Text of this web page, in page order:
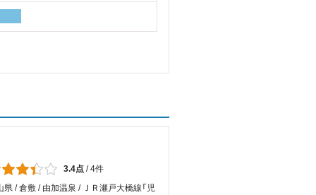
3.4点 /4件
県 / 倉敷 / 由加温泉 / ＪＲ瀬戸大橋線「児